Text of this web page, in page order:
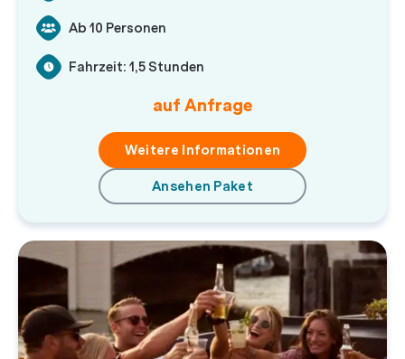
Ab 10 Personen
Fahrzeit: 1,5 Stunden
auf Anfrage
Weitere Informationen
Ansehen Paket